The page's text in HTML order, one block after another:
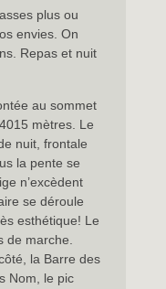
plus ou
envies. On
Repas et nuit
au sommet
mètres. Le
nuit, frontale
la pente se
n’excèdent
se déroule
esthétique! Le
de marche.
la Barre des
Nom, le pic